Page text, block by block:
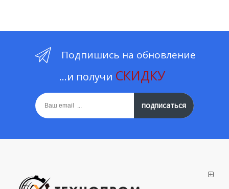
Подпишись на обновление
...и получи СКИДКУ
подписаться